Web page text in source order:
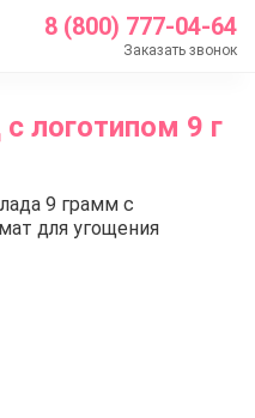
8 (800) 777-04-64
Заказать звонок
9 г
логотипом 9 г
с логотипом
9 грамм с
для угощения